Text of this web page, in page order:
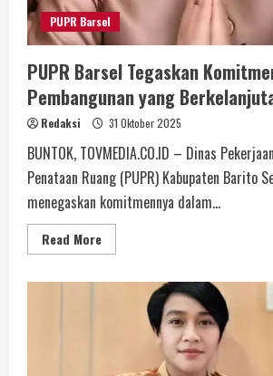
PUPR Barsel
PUPR Barsel Tegaskan
Pembangunan yang
Redaksi 31 Oktober 2025
BUNTOK, TOVMEDIA.CO.ID – Dinas
Penataan Ruang (PUPR) Kabupaten Barito
menegaskan komitmennya dalam...
Read More